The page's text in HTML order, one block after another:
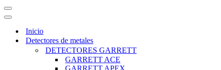
MENÚ
DE
NAVEGACIÓN
MENÚ
DE
NAVEGACIÓN
Inicio
Detectores de metales
DETECTORES GARRETT
GARRETT ACE
GARRETT APEX